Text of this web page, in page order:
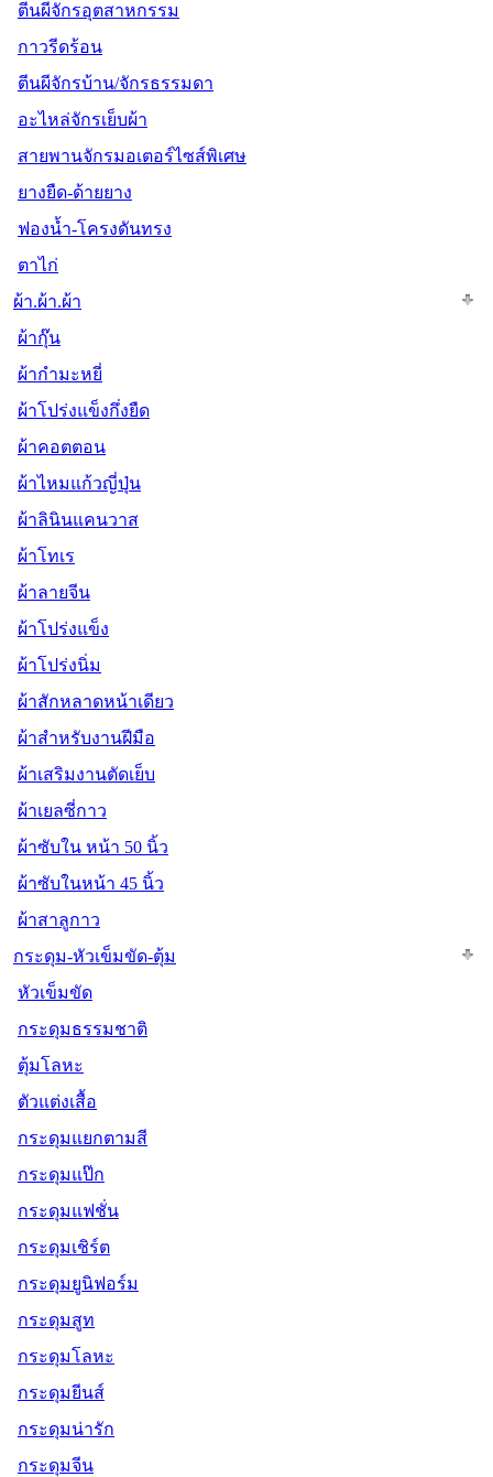
ตีนผีจักรอุตสาหกรรม
กาวรีดร้อน
ตีนผีจักรบ้าน/จักรธรรมดา
อะไหล่จักรเย็บผ้า
สายพานจักรมอเตอร์ไซส์พิเศษ
ยางยืด-ด้ายยาง
ฟองน้ำ-โครงดันทรง
ตาไก่
ผ้า.ผ้า.ผ้า
ผ้ากุ๊น
ผ้ากำมะหยี่
ผ้าโปร่งแข็งกึ่งยืด
ผ้าคอตตอน
ผ้าไหมแก้วญี่ปุ่น
ผ้าลินินแคนวาส
ผ้าโทเร
ผ้าลายจีน
ผ้าโปร่งแข็ง
ผ้าโปร่งนิ่ม
ผ้าสักหลาดหน้าเดียว
ผ้าสำหรับงานฝีมือ
ผ้าเสริมงานตัดเย็บ
ผ้าเยลซี่กาว
ผ้าซับใน หน้า 50 นิ้ว
ผ้าซับในหน้า 45 นิ้ว
ผ้าสาลูกาว
กระดุม-หัวเข็มขัด-ตุ้ม
หัวเข็มขัด
กระดุมธรรมชาติ
ตุ้มโลหะ
ตัวแต่งเสื้อ
กระดุมแยกตามสี
กระดุมแป๊ก
กระดุมแฟชั่น
กระดุมเชิร์ต
กระดุมยูนิฟอร์ม
กระดุมสูท
กระดุมโลหะ
กระดุมยีนส์
กระดุมน่ารัก
กระดุมจีน